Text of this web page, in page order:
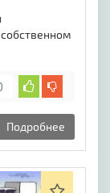
Подробнее